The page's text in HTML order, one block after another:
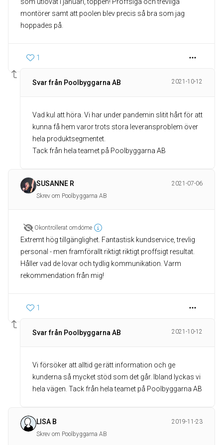
montörer samt att poolen blev precis så bra som jag
1
Svar från Poolbyggarna AB 2021-10-12
Vad kul att höra. Vi har under pandemin slitit hårt för att
kunna få hem varor trots stora leveransproblem över
hela produktsegmentet.
Tack från hela teamet på Poolbyggarna AB
SUSANNE R
2021-07-06
Skrev om Poolbyggarna AB
Okontrollerat omdöme
Extremt hög tillgänglighet. Fantastisk kundservice, trevlig
personal - men framförallt riktigt riktigt proffsigt resultat.
Håller vad de lovar och tydlig kommunikation. Varm
rekommendation från mig!
1
Svar från Poolbyggarna AB 2021-10-12
Vi försöker att alltid ge rätt information och ge
kunderna så mycket stöd som det går. Ibland lyckas vi
hela vägen. Tack från hela teamet på Poolbyggarna AB
LISA B
2019-11-23
Skrev om Poolbyggarna AB